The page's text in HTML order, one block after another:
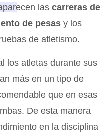
lascarreras de
de pesas y los
de atletismo.
los atletas durante sus
más en un tipo de
que en esas
De esta manera
en la disciplina